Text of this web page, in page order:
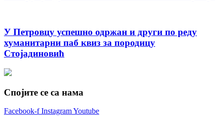
У Петровцу успешно одржан и други по реду
хуманитарни паб квиз за породицу
Стојадиновић
Спојите се са нама
Facebook-f InstagramYoutube